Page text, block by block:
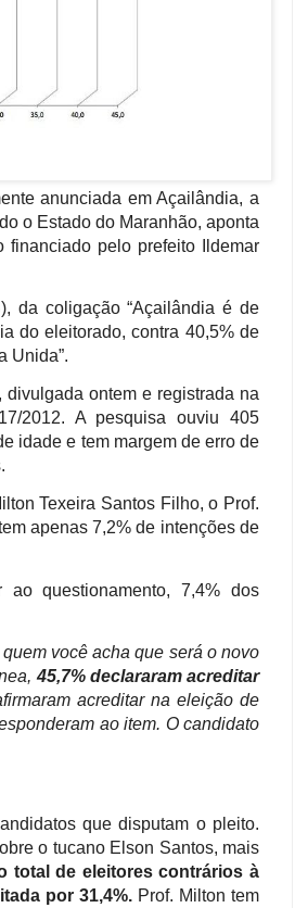
anunciada em Açailândia, a
o Estado do Maranhão, aponta
financiado pelo prefeito Ildemar
da coligação “Açailândia é de
do eleitorado, contra 40,5% de
Unida”.
, divulgada ontem e registrada na
2012. A pesquisa ouviu 405
idade e tem margem de erro de
Texeira Santos Filho, o Prof.
apenas 7,2% de intenções de
ao questionamento, 7,4% dos
você acha que será o novo
45,7% declararam acreditar
acreditar na eleição de
ao item. O candidato
que disputam o pleito.
o tucano Elson Santos, mais
total de eleitores contrários à
por 31,4%. Prof. Milton tem